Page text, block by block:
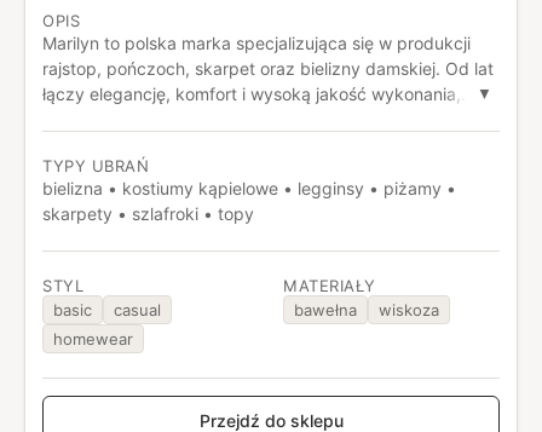
OPIS
Marilyn to polska marka specjalizująca się w produkcji
rajstop, pończoch, skarpet oraz bielizny damskiej. Od lat
łączy elegancję, komfort i wysoką jakość wykonania,
modnych kolekcji oraz dbałości o detale, dzięki czemu
jest rozpoznawalna zarówno w Polsce, jak i na rynkach
zagranicznych.
▼
TYPY UBRAŃ
bielizna • kostiumy kąpielowe • legginsy • piżamy •
skarpety • szlafroki • topy
STYL
basic
casual
homewear
MATERIAŁY
bawełna
wiskoza
Przejdź do sklepu